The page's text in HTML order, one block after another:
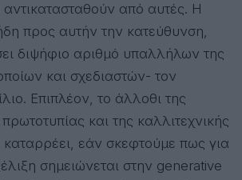
από αυτές. Η
ήδη προς αυτήν την κατεύθυνση,
διψήφιο αριθμό υπαλλήλων της
και σχεδιαστών- τον
Επιπλέον, το άλλοθι της
και της καλλιτεχνικής
καταρρέει, εάν σκεφτούμε πως για
σημειώνεται στην generative